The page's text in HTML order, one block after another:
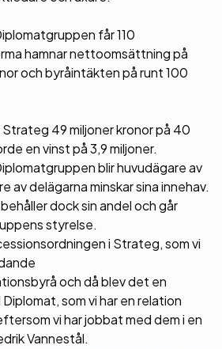
får 110
hamnar nettoomsättning på
och byråintäkten på runt 100
49 miljoner kronor på 40
en vinst på 3,9 miljoner.
blir huvudägare av
av delägarna minskar sina innehav.
dock sin andel och går
styrelse.
i Strateg, som vi
och då blev det en
som vi har en relation
vi har jobbat med dem i en
Vannestål.